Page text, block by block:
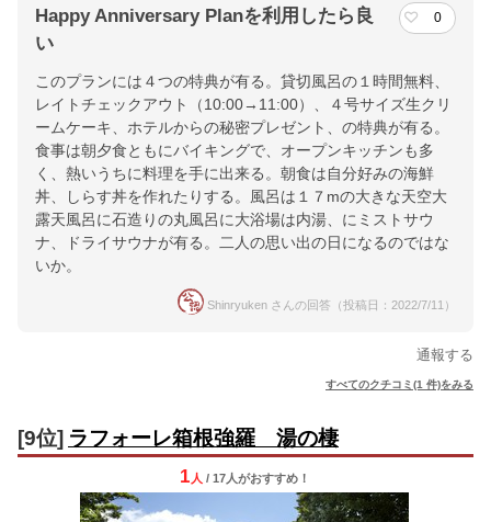
Happy Anniversary Planを利用したら良
い
0
このプランには４つの特典が有る。貸切風呂の１時間無料、
レイトチェックアウト（10:00→11:00）、４号サイズ生クリ
ームケーキ、ホテルからの秘密プレゼント、の特典が有る。
食事は朝夕食ともにバイキングで、オープンキッチンも多
く、熱いうちに料理を手に出来る。朝食は自分好みの海鮮
丼、しらす丼を作れたりする。風呂は１７mの大きな天空大
露天風呂に石造りの丸風呂に大浴場は内湯、にミストサウ
ナ、ドライサウナが有る。二人の思い出の日になるのではな
いか。
Shinryuken さんの回答（投稿日：2022/7/11）
通報する
すべてのクチコミ(1 件)をみる
[9位] ラフォーレ箱根強羅 湯の棲
1 人 / 17人がおすすめ！